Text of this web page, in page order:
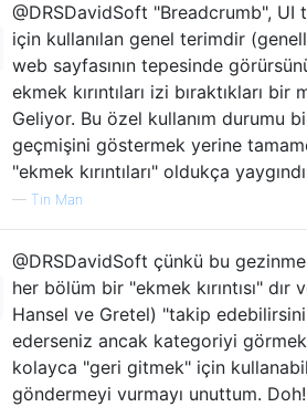
@DRSDavidSoft "Breadcrumb", UI
için kullanılan genel terimdir
web sayfasının tepesinde
ekmek kırıntıları izi bıraktıkları
Geliyor. Bu özel kullanım durumu
geçmişini göstermek yerine
"ekmek kırıntıları" oldukça
— Tin Man
@DRSDavidSoft çünkü bu
her bölüm bir "ekmek kırıntısı"
Hansel ve Gretel) "takip
ederseniz ancak kategoriyi görmek
kolayca "geri gitmek" için
göndermeyi vurmayı unuttum. Doh!